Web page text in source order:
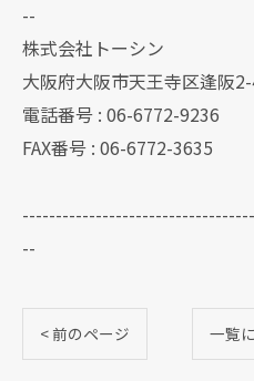
--
株式会社トーシン
大阪府大阪市天王寺区逢阪
電話番号 : 06-6772-9236
FAX番号 : 06-6772-3635
--
< 前のページ 一覧